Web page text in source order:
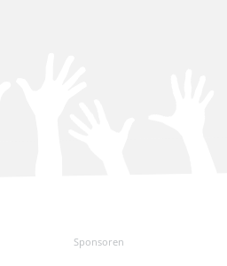
Sponsoren